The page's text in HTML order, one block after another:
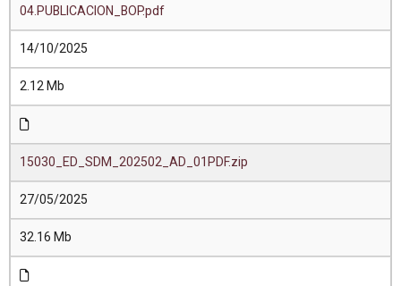
04.PUBLICACION_BOP.pdf
14/10/2025
2.12 Mb
15030_ED_SDM_202502_AD_01PDF.zip
27/05/2025
32.16 Mb